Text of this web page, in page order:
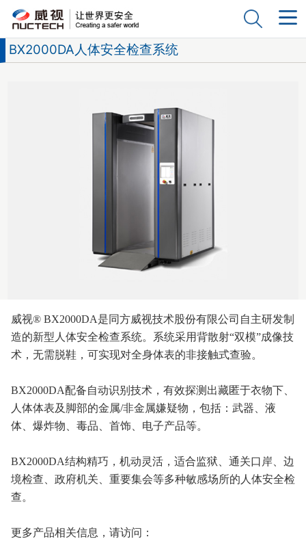
BX2000DA人体安全检查系统
威视® BX2000DA是同方威视技术股份有限公司自主研发制
造的新型人体安全检查系统。系统采用背散射“双模”成像技
术，无需脱鞋，可实现对全身体表的非接触式查验。
BX2000DA配备自动识别技术，有效探测出藏匿于衣物下、
人体体表及脚部的金属/非金属嫌疑物，包括：武器、液
体、爆炸物、毒品、首饰、电子产品等。
BX2000DA结构精巧，机动灵活，适合监狱、通关口岸、边
境检查、政府机关、重要集会等多种敏感场所的人体安全检
查。
更多产品相关信息，请访问：